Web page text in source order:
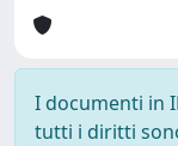
I documenti in
tutti i diritti